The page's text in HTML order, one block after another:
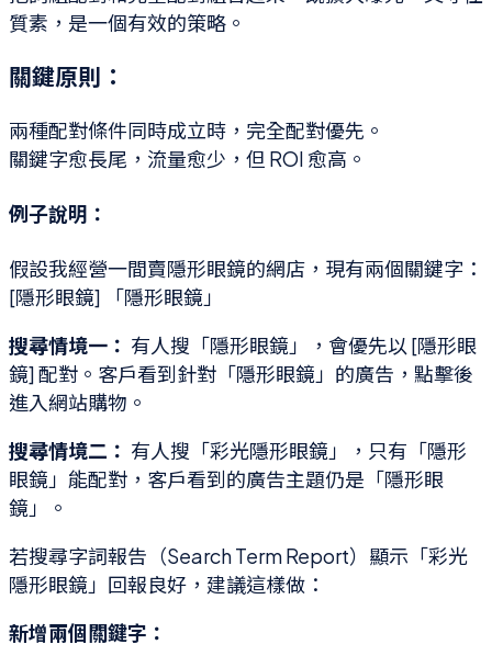
質素，是一個有效的策略。
關鍵原則：
兩種配對條件同時成立時，完全配對優先。
關鍵字愈長尾，流量愈少，但 ROI 愈高。
例子說明：
假設我經營一間賣隱形眼鏡的網店，現有兩個關鍵字：
[隱形眼鏡] 「隱形眼鏡」
搜尋情境一： 有人搜「隱形眼鏡」，會優先以 [隱形眼
鏡] 配對。客戶看到針對「隱形眼鏡」的廣告，點擊後
進入網站購物。
搜尋情境二： 有人搜「彩光隱形眼鏡」，只有「隱形
眼鏡」能配對，客戶看到的廣告主題仍是「隱形眼
鏡」。
若搜尋字詞報告（Search Term Report）顯示「彩光
隱形眼鏡」回報良好，建議這樣做：
新增兩個關鍵字：